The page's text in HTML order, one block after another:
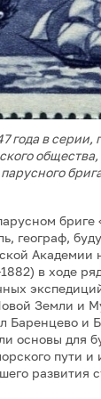
года в серии,
географ,
Академии
в ходе
Земли и
Баренцево и
основы для
пути и
развития